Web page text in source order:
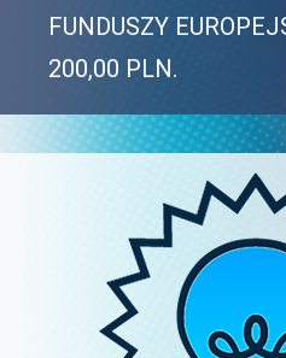
FUNDUSZY
200,00 PLN.